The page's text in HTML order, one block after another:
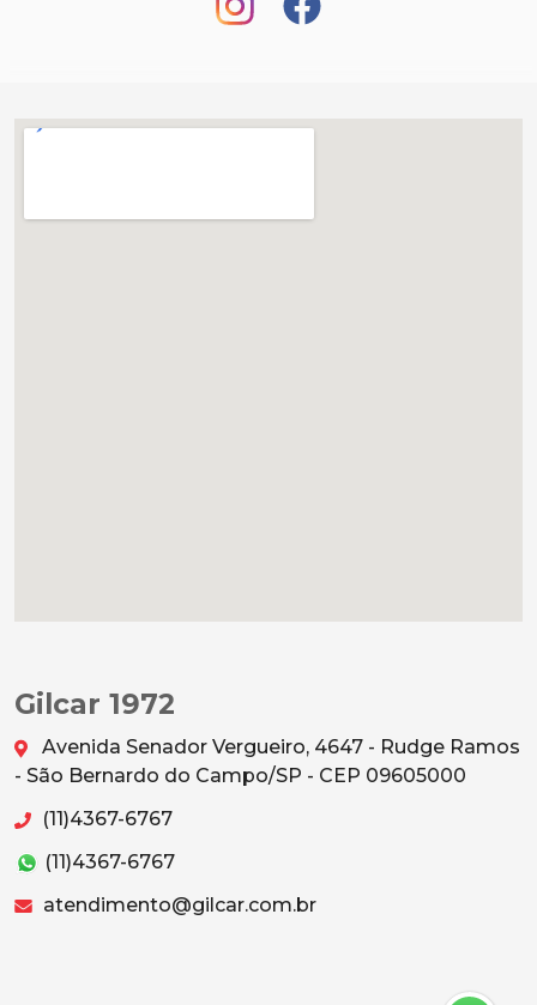
Gilcar 1972
Avenida Senador Vergueiro, 4647 - Rudge Ramos
- São Bernardo do Campo/SP - CEP 09605000
(11)4367-6767
(11)4367-6767
atendimento@gilcar.com.br